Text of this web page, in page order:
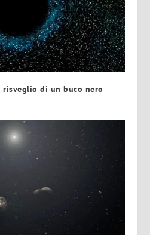
risveglio di un buco nero